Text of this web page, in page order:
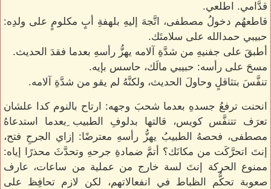
قدَّامي. اطلعي.
قاطعهُم دخولُ مصطفى، اتَّجهَ إليهِ بلهفةِ أبٍ مكلومٍ على ولدِه:
حبيبي حمدالله على سلامتَك.
أطبقَ على جفنيهِ من شدَّةِ آلامه يهزُّ رأسهِ بعدما فقدَ الحديث.
مسحَ على رأسه: حبيبي مالَك، حاسس بإيه.
تنفَّسَ بتثاقلٍ وحاولَ الحديث، ولكنَّهُ لم يقو من شدَّةِ آلامه.
انحنت ترفعُ جسدهِ بعدما شحبَ وجهه: ارتاح بالنوم كدا علشان
تعرَف تتنفَّس كويس، قالتها بدلوفِ الطبيب ِبعدما استدعاهُ
مصطفى، فحصهُ الطبيبُ يهزُّ رأسهِ معترضًا: إزاي الجرحِ فتح،
إنتَ اتحرَّكَت من مكانَك؟ أتمَّ ضمادةِ جرحهِ وتحدَّثَ محذرًا إياه:
ممنوع الحركة إنتَ لسة خارج من عملية من ساعات، عارف
صعوبة تحكُّم الظباط في انفعالاتهم، لكن لازم تحافِظ على